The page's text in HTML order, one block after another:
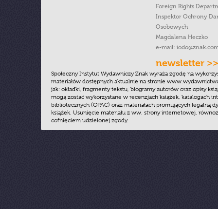
Foreign Rights
Inspektor Ochrony
Osobowych
Magdalena Heczko
e-mail:
newsletter >>
Społeczny Instytut Wydawniczy Znak wyraża zgodę na
materiałów dostępnych aktualnie na stronie
jak: okładki, fragmenty tekstu, biogramy autorów oraz opisy
mogą zostać wykorzystane w recenzjach książek, katalogach
bibliotecznych (OPAC) oraz materiałach promujących legalną
książek. Usunięcie materiału z ww. strony internetowej,
cofnięciem udzielonej zgody.